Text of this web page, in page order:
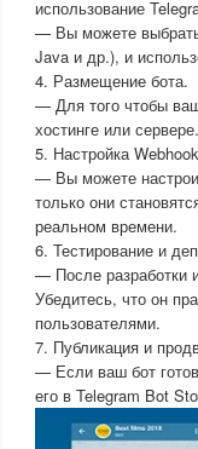
использование
— Вы можете
Java и др.), и
4. Размещение бота.
— Для того чтобы
хостинге или
5. Настройка
— Вы можете
только они
реальном времени.
6. Тестирование и
— После разработки
Убедитесь, что он
пользователями.
7. Публикация и
— Если ваш бот
его в Telegram Bot